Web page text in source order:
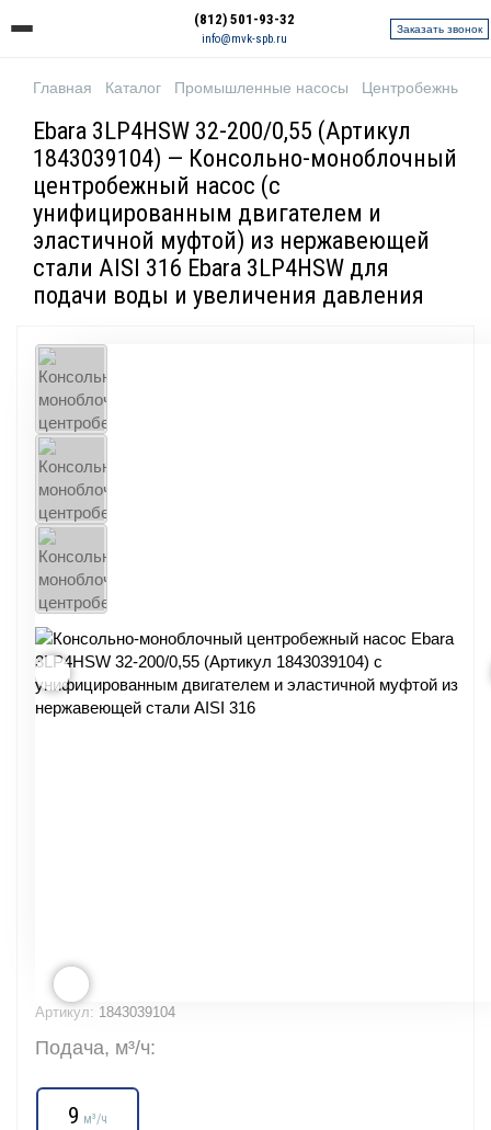
(812) 501-93-32
info@mvk-spb.ru
Заказать звонок
Главная Каталог Промышленные насосы Центробежные
Ebara 3LP4HSW 32-200/0,55 (Артикул
1843039104) — Консольно-моноблочный
центробежный насос (с
унифицированным двигателем и
эластичной муфтой) из нержавеющей
стали AISI 316 Ebara 3LP4HSW для
подачи воды и увеличения давления
Артикул: 1843039104
Подача, м³/ч:
9 м³/ч